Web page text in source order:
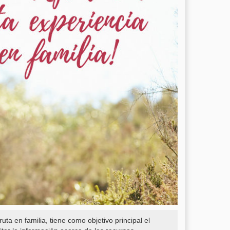
en familia, tiene como objetivo principal el